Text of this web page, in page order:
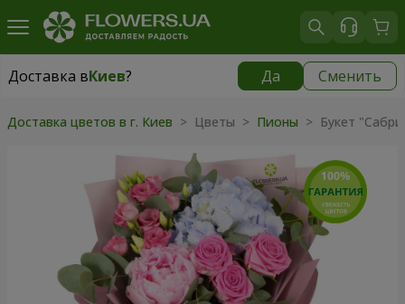
Доставка вКиев? Да Сменить
Доставка вКиев
Доставка цветов в г. Киев > Цветы > Пионы > Букет